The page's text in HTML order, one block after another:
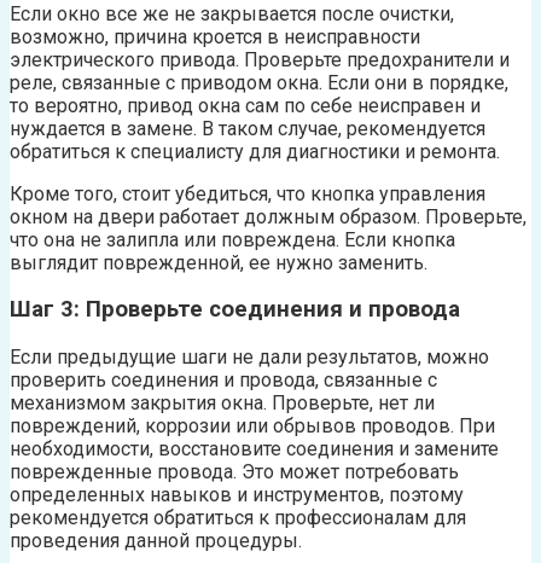
Если окно все же не закрывается после очистки,
возможно, причина кроется в неисправности
электрического привода. Проверьте предохранители и
реле, связанные с приводом окна. Если они в порядке,
то вероятно, привод окна сам по себе неисправен и
нуждается в замене. В таком случае, рекомендуется
обратиться к специалисту для диагностики и ремонта.
Кроме того, стоит убедиться, что кнопка управления
окном на двери работает должным образом. Проверьте,
что она не залипла или повреждена. Если кнопка
выглядит поврежденной, ее нужно заменить.
Шаг 3: Проверьте соединения и провода
Если предыдущие шаги не дали результатов, можно
проверить соединения и провода, связанные с
механизмом закрытия окна. Проверьте, нет ли
повреждений, коррозии или обрывов проводов. При
необходимости, восстановите соединения и замените
поврежденные провода. Это может потребовать
определенных навыков и инструментов, поэтому
рекомендуется обратиться к профессионалам для
проведения данной процедуры.